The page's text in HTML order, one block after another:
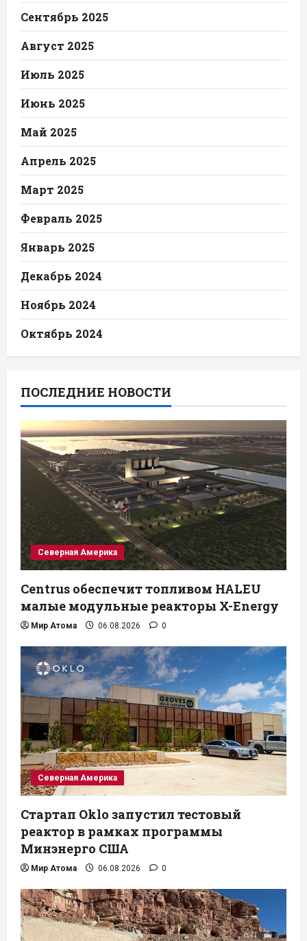
Сентябрь 2025
Август 2025
Июль 2025
Июнь 2025
Май 2025
Апрель 2025
Март 2025
Февраль 2025
Январь 2025
Декабрь 2024
Ноябрь 2024
Октябрь 2024
ПОСЛЕДНИЕ НОВОСТИ
Северная Америка
Centrus обеспечит топливом HALEU
малые модульные реакторы X-Energy
Мир Атома 06.08.2026 0
Северная Америка
Стартап Oklo запустил тестовый
реактор в рамках программы
Минэнерго США
Мир Атома 06.08.2026 0